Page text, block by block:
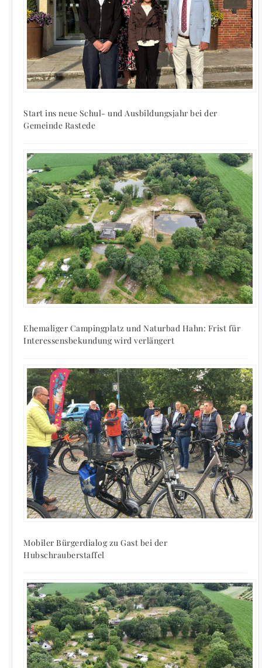
Start ins neue Schul- und Ausbildungsjahr bei der
Gemeinde Rastede
Ehemaliger Campingplatz und Naturbad Hahn: Frist für
Interessensbekundung wird verlängert
Mobiler Bürgerdialog zu Gast bei der
Hubschrauberstaffel